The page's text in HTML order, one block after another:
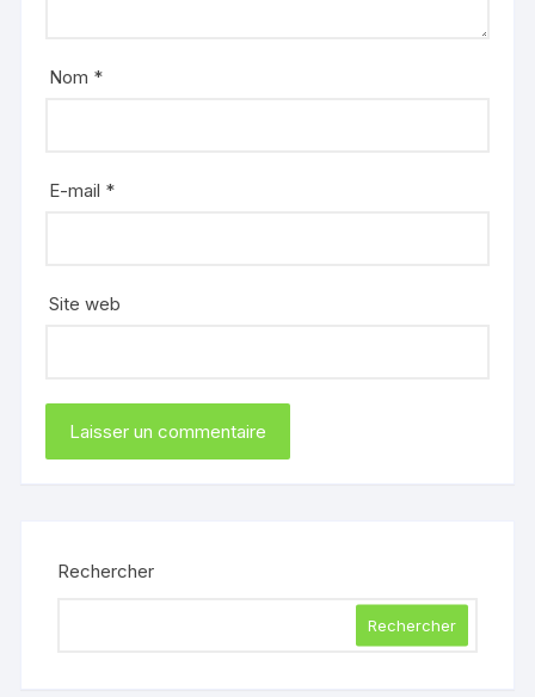
Nom *
E-mail *
Site web
Rechercher
Rechercher